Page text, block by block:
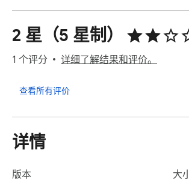
2 星（5 星制）
1 个评分 详细了解结果和评价。
查看所有评价
详情
版本
大